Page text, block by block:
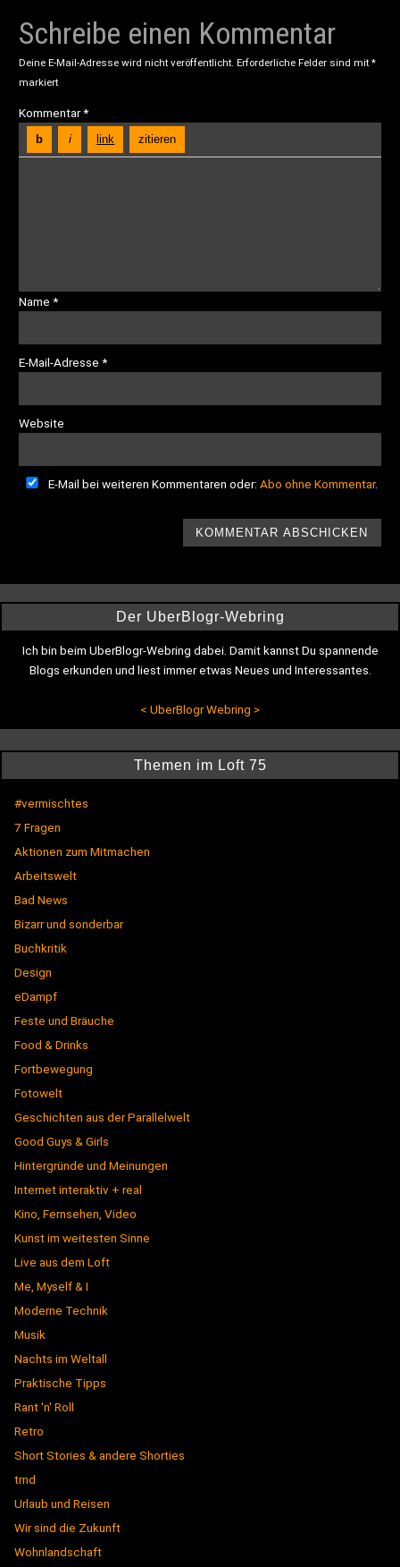
Schreibe einen Kommentar
Deine E-Mail-Adresse wird nicht veröffentlicht. Erforderliche Felder sind mit*
markiert
Kommentar*
Name*
E-Mail-Adresse*
Website
E-Mail bei weiteren Kommentaren oder:Abo ohne Kommentar.
Der UberBlogr-Webring
Ich bin beim UberBlogr-Webring dabei. Damit kannst Du spannende
Blogs erkunden und liest immer etwas Neues und Interessantes.
< UberBlogr Webring >
Themen im Loft 75
#vermischtes
7 Fragen
Aktionen zum Mitmachen
Arbeitswelt
Bad News
Bizarr und sonderbar
Buchkritik
Design
eDampf
Feste und Bräuche
Food & Drinks
Fortbewegung
Fotowelt
Geschichten aus der Parallelwelt
Good Guys & Girls
Hintergründe und Meinungen
Internet interaktiv + real
Kino, Fernsehen, Video
Kunst im weitesten Sinne
Live aus dem Loft
Me, Myself & I
Moderne Technik
Musik
Nachts im Weltall
Praktische Tipps
Rant 'n' Roll
Retro
Short Stories & andere Shorties
trnd
Urlaub und Reisen
Wir sind die Zukunft
Wohnlandschaft